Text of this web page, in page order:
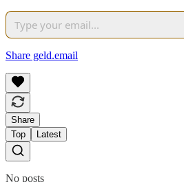
Share geld.email
Share
Top
Latest
No posts